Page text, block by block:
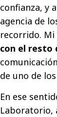
confianza, y
agencia de
recorrido.
con el resto
de uno de
En ese
Laboratorio,